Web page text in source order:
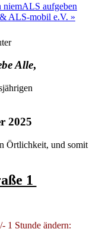
niemALS aufgeben
ALS-mobil e.V. »
Alle,
2025
Örtlichkeit, und somit
1
1 Stunde ändern: